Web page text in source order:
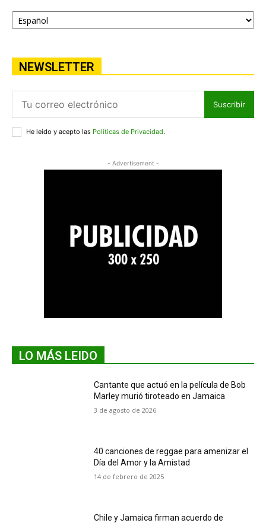
NEWSLETTER
Suscribir
He leído y acepto las Políticas de Privacidad.
- Advertisement -
LO MÁS LEIDO
Cantante que actuó en la película de Bob
Marley murió tiroteado en Jamaica
3 de agosto de 2026
40 canciones de reggae para amenizar el
Día del Amor y la Amistad
14 de febrero de 2025
Chile y Jamaica firman acuerdo de